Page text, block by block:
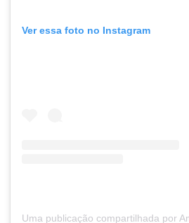
Ver essa foto no Instagram